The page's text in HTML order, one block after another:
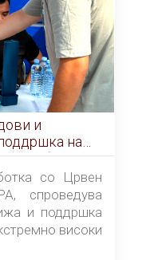
и
на
бран
со Црвен
спроведува
и поддршка
високи